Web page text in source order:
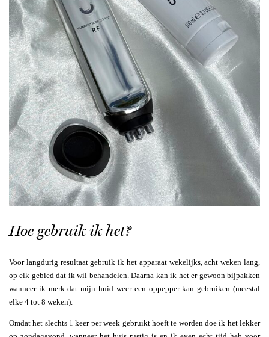
Hoe gebruik ik het?
Voor langdurig resultaat gebruik ik het apparaat wekelijks, acht weken lang,
op elk gebied dat ik wil behandelen. Daarna kan ik het er gewoon bijpakken
wanneer ik merk dat mijn huid weer een oppepper kan gebruiken (meestal
elke 4 tot 8 weken).
Omdat het slechts 1 keer per week gebruikt hoeft te worden doe ik het lekker